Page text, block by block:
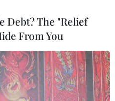
Debt? The "Relief
From You